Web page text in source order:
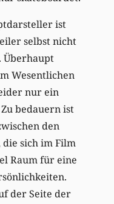
ist
selbst nicht
Überhaupt
Wesentlichen
nur ein
bedauern ist
den
sich im Film
Raum für eine
der Seite der